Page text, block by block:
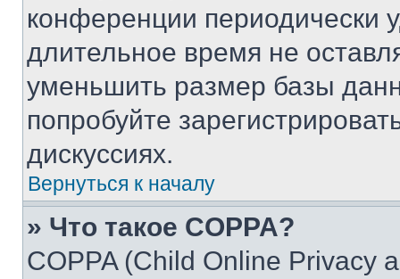
конференции периодически
длительное время не
уменьшить размер базы
попробуйте
дискуссиях.
Вернуться к началу
» Что такое COPPA?
COPPA (Child Online Privacy